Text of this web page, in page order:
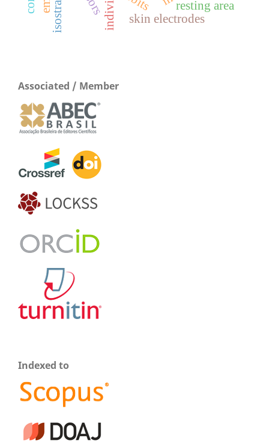
resting area
skin electrodes
Associated / Member
Indexed to